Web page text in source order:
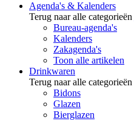
Agenda's & Kalenders
Terug naar alle categorieën
Bureau-agenda's
Kalenders
Zakagenda's
Toon alle artikelen
Drinkwaren
Terug naar alle categorieën
Bidons
Glazen
Bierglazen